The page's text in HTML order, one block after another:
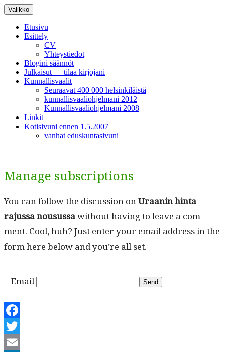
Siirry
sisältöön
Valikko
Etusivu
Esittely
CV
Yhteystiedot
Blogini säännöt
Julkaisut — tilaa kirjojani
Kunnallisvaalit
Seuraavat 400 000 helsinkiläistä
kunnallisvaaliohjelmani 2012
Kunnallisvaaliohjelmani 2008
Linkit
Kotisivuni ennen 1.5.2007
vanhat eduskuntasivuni
Manage subscriptions
You can fol­low the dis­cus­sion onUraanin hin­ta
rajus­sa nousus­sawith­out hav­ing to leave a com­
ment. Cool, huh? Just enter your email address in the
form here below and you’re all set.
Email
Facebook
Twitter